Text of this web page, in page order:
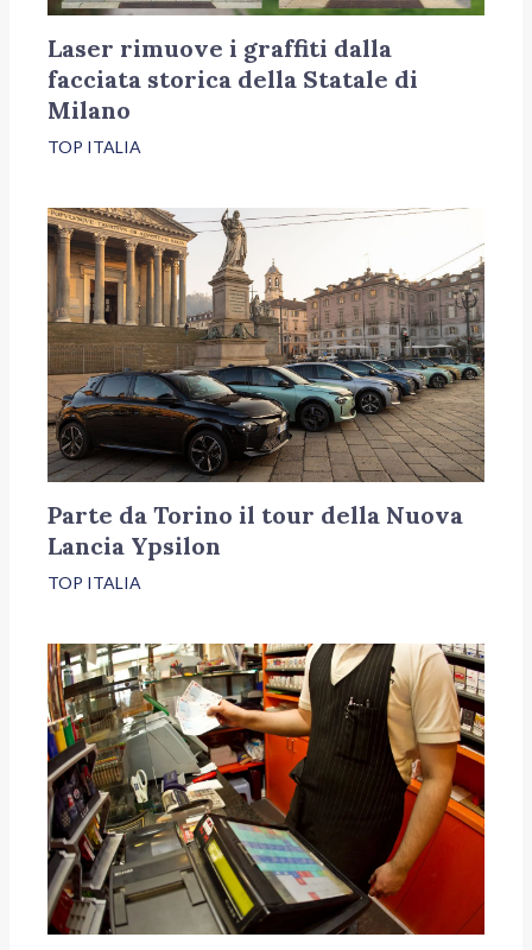
Laser rimuove i graffiti dalla
facciata storica della Statale di
Milano
TOP ITALIA
Parte da Torino il tour della Nuova
Lancia Ypsilon
TOP ITALIA